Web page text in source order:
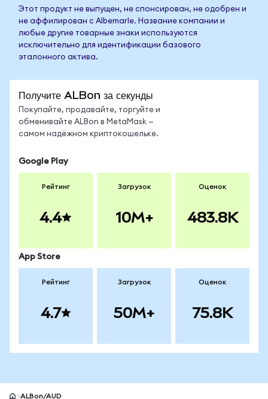
Этот продукт не выпущен, не спонсирован, не одобрен и
не аффилирован с Albemarle. Название компании и
любые другие товарные знаки используются
исключительно для идентификации базового
эталонного актива.
Получите ALBon за секунды
Покупайте, продавайте, торгуйте и
обменивайте ALBon в MetaMask —
самом надёжном криптокошельке.
Google Play
Рейтинг
4.4
Загрузок
10M+
Оценок
483.8K
App Store
Рейтинг
4.7
Загрузок
50M+
Оценок
75.8K
ALBon/AUD